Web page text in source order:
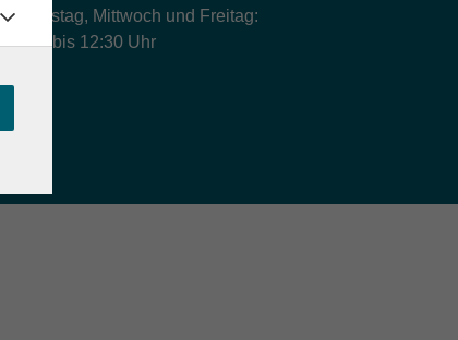
Dienstag, Mittwoch und Freitag:
9:00 bis 12:30 Uhr